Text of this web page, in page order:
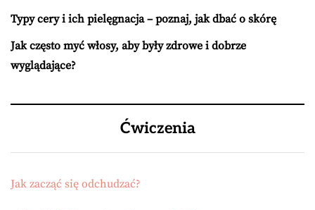
Typy cery i ich pielęgnacja – poznaj, jak dbać o skórę
Jak często myć włosy, aby były zdrowe i dobrze
wyglądające?
Ćwiczenia
Jak zacząć się odchudzać?